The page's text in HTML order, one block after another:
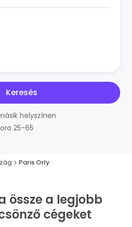
Keresés
helyszínen
25-65
Paris Orly
össze a legjobb
cégeket